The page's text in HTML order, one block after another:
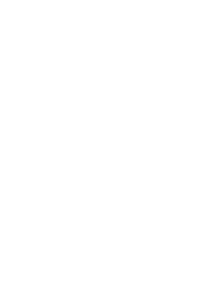
dotykových gest či